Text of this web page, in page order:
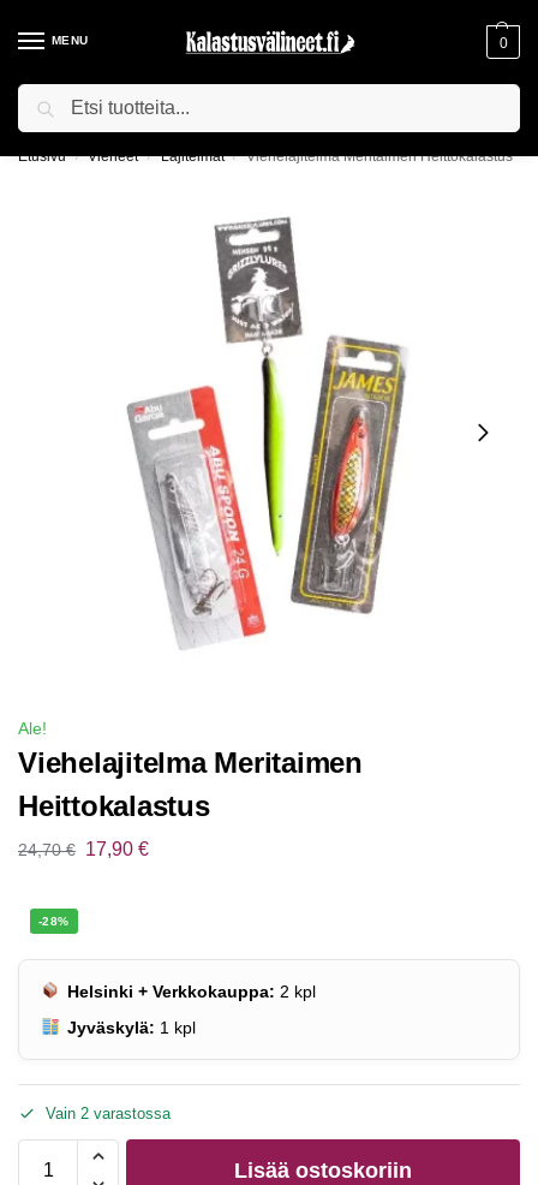
MENU 0
ILMAINEN TOIMITUS YLI 75€ TILAUKSILLE!
Etusivu / Vieheet / Lajitelmat / Viehelajitelma Meritaimen Heittokalastus
Ale!
Viehelajitelma Meritaimen
Heittokalastus
24,70€ 17,90 €
-28%
Helsinki + Verkkokauppa: 2 kpl
Jyväskylä: 1 kpl
Vain 2 varastossa
Lisää ostoskoriin